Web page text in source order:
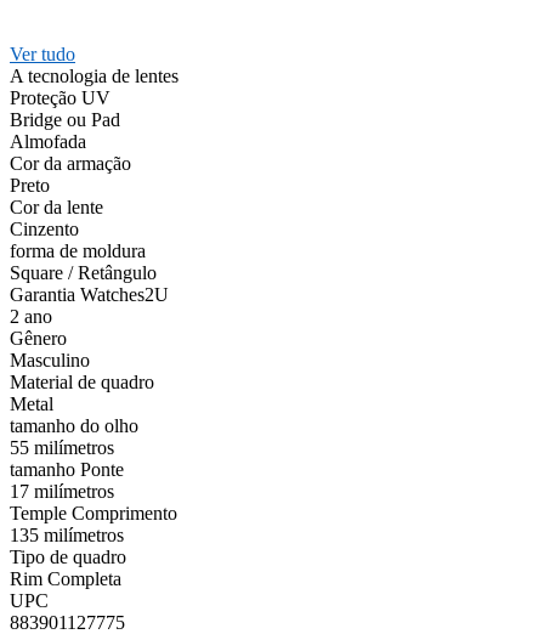
Ver tudo
A tecnologia de lentes
Proteção UV
Bridge ou Pad
Almofada
Cor da armação
Preto
Cor da lente
Cinzento
forma de moldura
Square / Retângulo
Garantia Watches2U
2 ano
Gênero
Masculino
Material de quadro
Metal
tamanho do olho
55 milímetros
tamanho Ponte
17 milímetros
Temple Comprimento
135 milímetros
Tipo de quadro
Rim Completa
UPC
883901127775